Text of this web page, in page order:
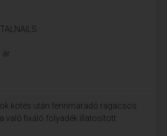
ár
kötés után fennmaradó ragacsos
való fixáló folyadék illatosított